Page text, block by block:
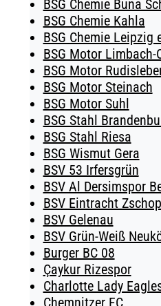
BSG Chemie Buna
BSG Chemie Kahla
BSG Chemie Leipzig
BSG Motor Limbach-
BSG Motor
BSG Motor Steinach
BSG Motor Suhl
BSG Stahl
BSG Stahl Riesa
BSG Wismut Gera
BSV 53 Irfersgrün
BSV Al Dersimspor
BSV Eintracht
BSV Gelenau
BSV Grün-Weiß
Burger BC 08
Çaykur Rizespor
Charlotte Lady
Chemnitzer FC